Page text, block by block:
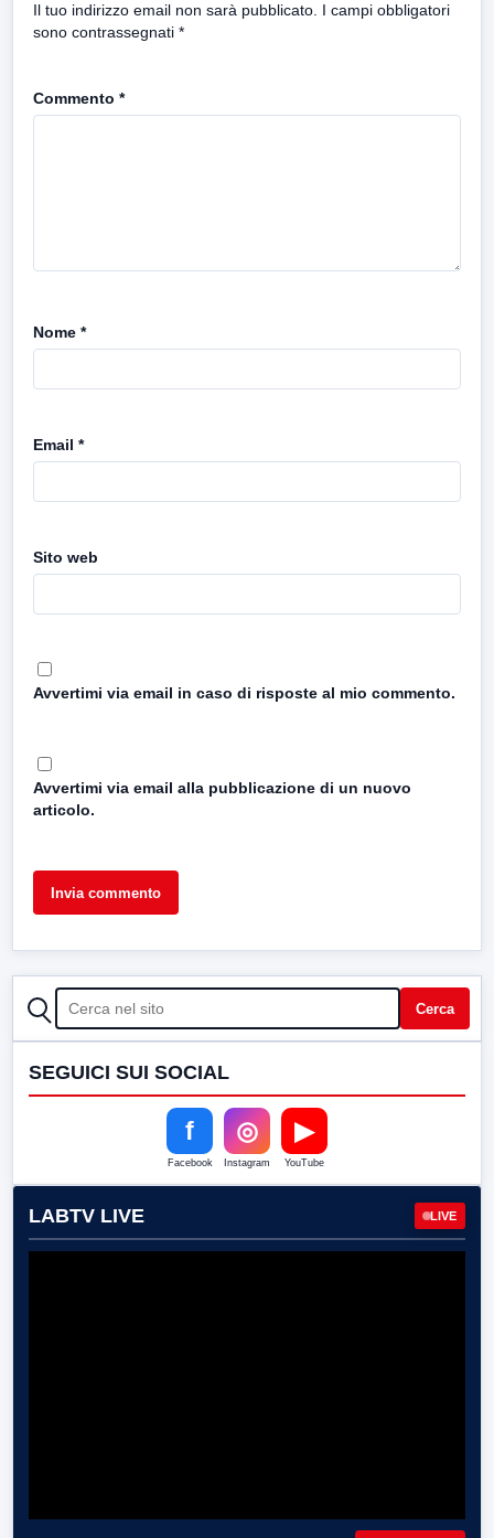
Il tuo indirizzo email non sarà pubblicato. I campi obbligatori
sono contrassegnati *
Commento *
Nome *
Email *
Sito web
Avvertimi via email in caso di risposte al mio commento.
Avvertimi via email alla pubblicazione di un nuovo
articolo.
CERCA Cerca
SEGUICI SUI SOCIAL
f
Facebook
◎
Instagram
▶
YouTube
LABTV LIVE LIVE